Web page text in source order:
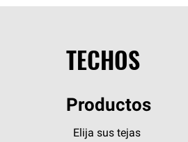
TECHOS
Productos
Elija sus tejas